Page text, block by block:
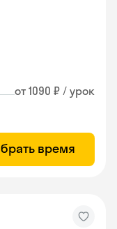
от 1090 ₽ / урок
время